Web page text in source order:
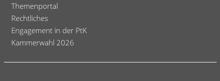
Themenportal
Rechtliches
Engagement in der PtK
Kammerwahl 2026